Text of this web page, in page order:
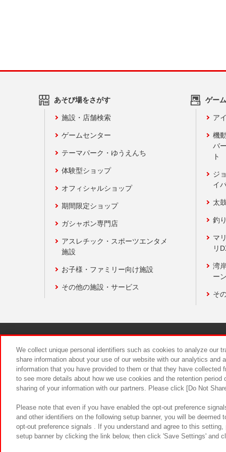
あそび場をさがす
施設・店舗検索
ゲームセンター
テーマパーク・ゆうえんち
体験型ショップ
オフィシャルショップ
期間限定ショップ
ガシャポン専門店
アスレチック・スポーツエンタメ
施設
お子様・ファミリー向け施設
その他の施設・サービス
ゲー
ア
機
バ
ト
ジ
イ
太
釣
マ
リ
湾
ー
そ
食品のご
We collect unique personal identifiers such as cookies to analyze our
share information about your use of our website with our analytics and
information that you have provided to them or that they have
to see more details about how we use cookies and the retention
sharing of your information with our partners. Please click [Do Not
Please note that even if you have enabled the opt-out preference
and other identifiers on the following setup banner, you will be
opt-out preference signals . If you understand and agree to this
setup banner by clicking the link below, then click 'Save Settings' and